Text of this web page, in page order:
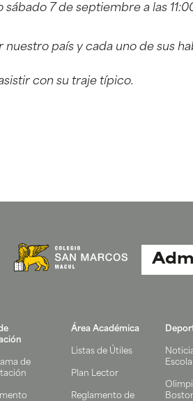
sábado 7 de septiembre a las
país y cada uno de sus
con su traje típico.
de
Área Académica
Listas de Útiles
Plan Lector
Reglamento de